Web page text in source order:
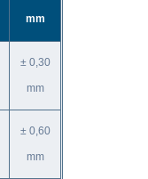
mm
± 0,30
mm
± 0,60
mm